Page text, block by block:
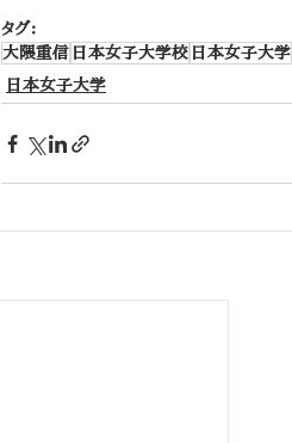
タグ：
大隈重信 日本女子大学校 日本女子大学
日本女子大学